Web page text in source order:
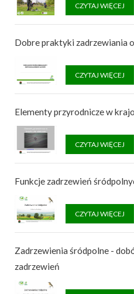
CZYTAJ WIĘCEJ
Dobre praktyki zadrzewiania
CZYTAJ WIĘCEJ
Elementy przyrodnicze w
CZYTAJ WIĘCEJ
Funkcje zadrzewień
CZYTAJ WIĘCEJ
Zadrzewienia śródpolne -
zadrzewień